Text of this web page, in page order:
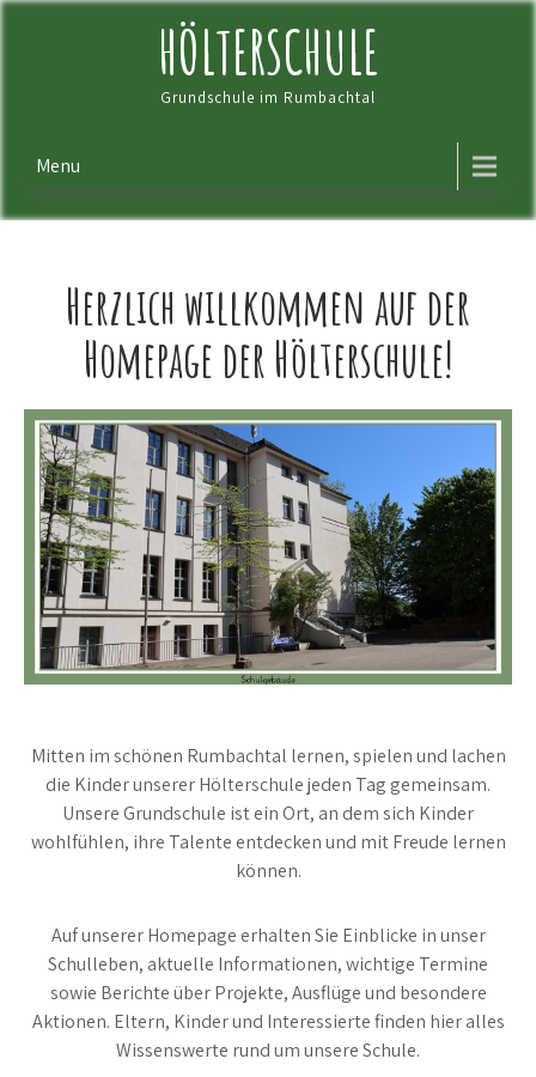
Skip
HÖLTERSCHULE
Grundschule im Rumbachtal
Menu
Herzlich willkommen auf der
Homepage der Hölterschule!
Mitten im schönen Rumbachtal lernen, spielen und lachen
die Kinder unserer Hölterschule jeden Tag gemeinsam.
Unsere Grundschule ist ein Ort, an dem sich Kinder
wohlfühlen, ihre Talente entdecken und mit Freude lernen
können.
Auf unserer Homepage erhalten Sie Einblicke in unser
Schulleben, aktuelle Informationen, wichtige Termine
sowie Berichte über Projekte, Ausflüge und besondere
Aktionen. Eltern, Kinder und Interessierte finden hier alles
Wissenswerte rund um unsere Schule.